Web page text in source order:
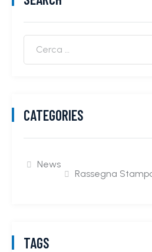
CATEGORIES
News
Rassegna
TAGS